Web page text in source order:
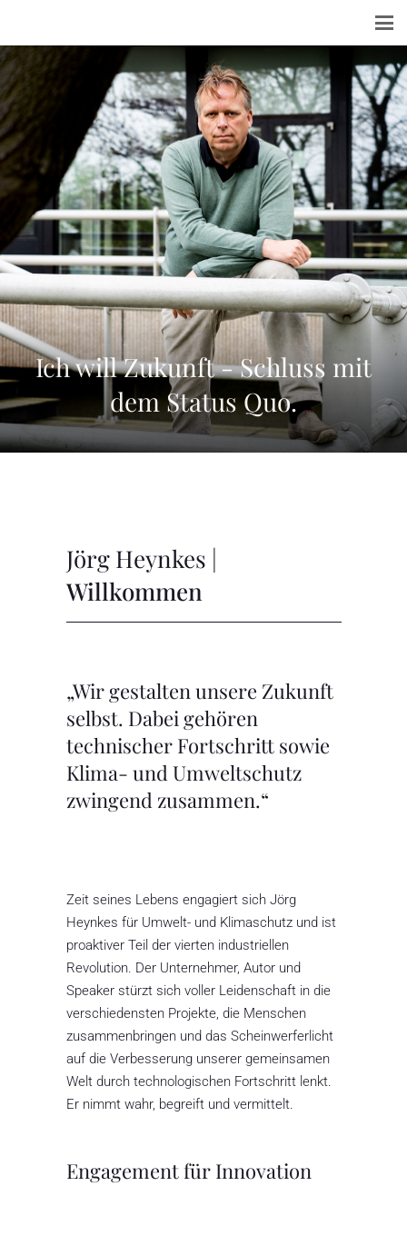
Ich will Zukunft - Schluss mit
dem Status Quo.
Jörg Heynkes |
Willkommen
„Wir gestalten unsere Zukunft
selbst. Dabei gehören
technischer Fortschritt sowie
Klima- und Umweltschutz
zwingend zusammen.“
Zeit seines Lebens engagiert sich Jörg
Heynkes für Umwelt- und Klimaschutz und ist
proaktiver Teil der vierten industriellen
Revolution. Der Unternehmer, Autor und
Speaker stürzt sich voller Leidenschaft in die
verschiedensten Projekte, die Menschen
zusammenbringen und das Scheinwerferlicht
auf die Verbesserung unserer gemeinsamen
Welt durch technologischen Fortschritt lenkt.
Er nimmt wahr, begreift und vermittelt.
Engagement für Innovation